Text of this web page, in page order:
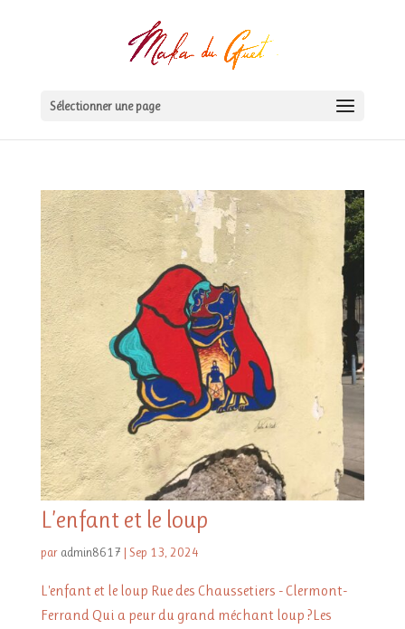
Sélectionner une page
L’enfant et le loup
par admin8617 | Sep 13, 2024
L'enfant et le loup Rue des Chaussetiers - Clermont-
Ferrand Qui a peur du grand méchant loup ?Les